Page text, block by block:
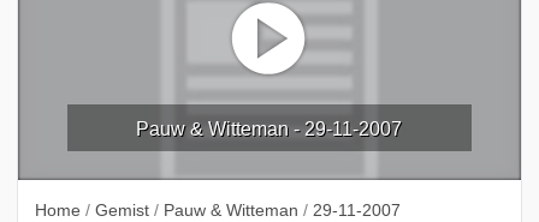
Pauw & Witteman - 29-11-2007
Home / Gemist / Pauw & Witteman / 29-11-2007